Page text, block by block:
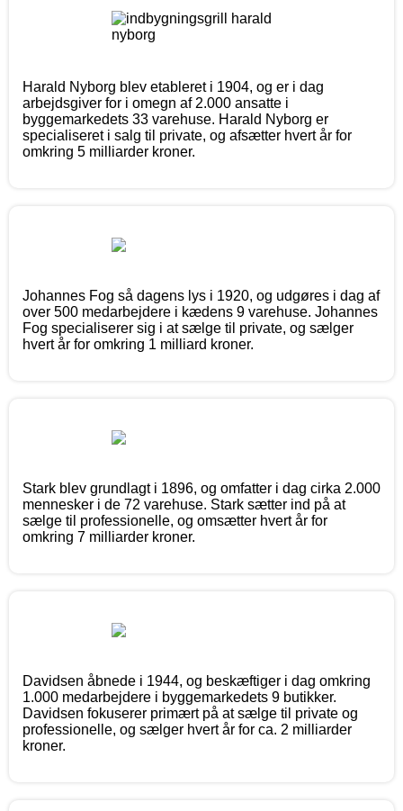
Harald Nyborg blev etableret i 1904, og er i dag
arbejdsgiver for i omegn af 2.000 ansatte i
byggemarkedets 33 varehuse. Harald Nyborg er
specialiseret i salg til private, og afsætter hvert år for
omkring 5 milliarder kroner.
Johannes Fog så dagens lys i 1920, og udgøres i dag af
over 500 medarbejdere i kædens 9 varehuse. Johannes
Fog specialiserer sig i at sælge til private, og sælger
hvert år for omkring 1 milliard kroner.
Stark blev grundlagt i 1896, og omfatter i dag cirka 2.000
mennesker i de 72 varehuse. Stark sætter ind på at
sælge til professionelle, og omsætter hvert år for
omkring 7 milliarder kroner.
Davidsen åbnede i 1944, og beskæftiger i dag omkring
1.000 medarbejdere i byggemarkedets 9 butikker.
Davidsen fokuserer primært på at sælge til private og
professionelle, og sælger hvert år for ca. 2 milliarder
kroner.